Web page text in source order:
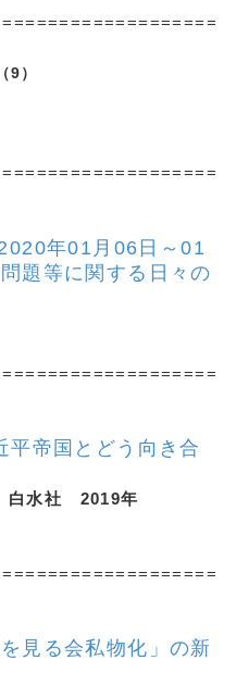
）
年01月06日～01
題等に関する日々の
平帝国とどう向き合
水社 2019年
見る会私物化」の新